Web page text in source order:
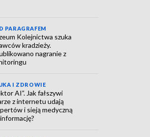
PARAGRAFEM
Kolejnictwa szuka
kradzieży.
nagranie z
I ZDROWIE
AI”. Jak fałszywi
z internetu udają
i sieją medyczną